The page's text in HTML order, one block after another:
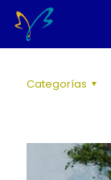
Categorías